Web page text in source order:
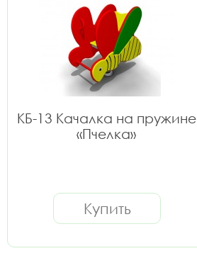
КБ-13 Качалка на пружине
«Пчелка»
Купить